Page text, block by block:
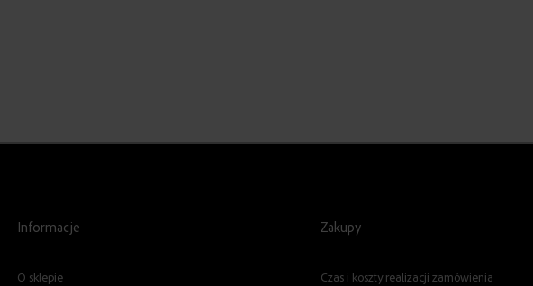
Informacje
O sklepie
Zakupy
Czas i koszty realizacji zamówienia